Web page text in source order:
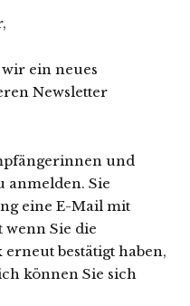
ein neues
Newsletter
und
anmelden. Sie
eine E-Mail mit
wenn Sie die
bestätigt haben,
können Sie sich